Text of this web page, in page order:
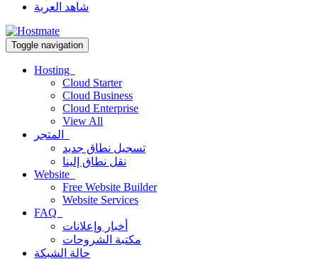
شاهد العربة
Toggle navigation
Hosting
Cloud Starter
Cloud Business
Cloud Enterprise
View All
تسجيل نطاق جديد
نقل نطاق إلينا
Website
Free Website Builder
Website Services
FAQ
أخبار وإعلانات
مكتبة الشروحات
حالة الشبكة